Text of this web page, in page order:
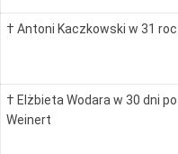
† Antoni Kaczkowski w 31
† Elżbieta Wodara w 30 dni
Weinert